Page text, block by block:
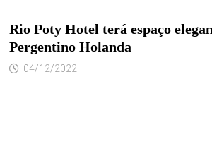
Rio Poty Hotel terá espaço
Pergentino Holanda
04/12/2022